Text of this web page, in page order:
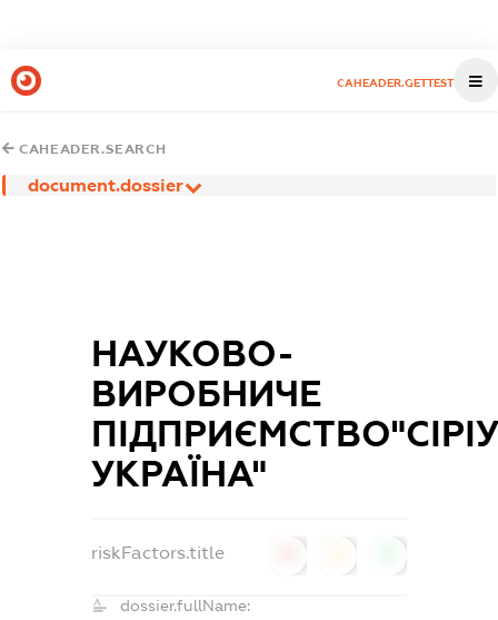
CAHEADER.GETTEST
CAHEADER.SEARCH
document.dossier
НАУКОВО-
ВИРОБНИЧЕ
УКРАЇНА"
riskFactors.title
dossier.fullName: